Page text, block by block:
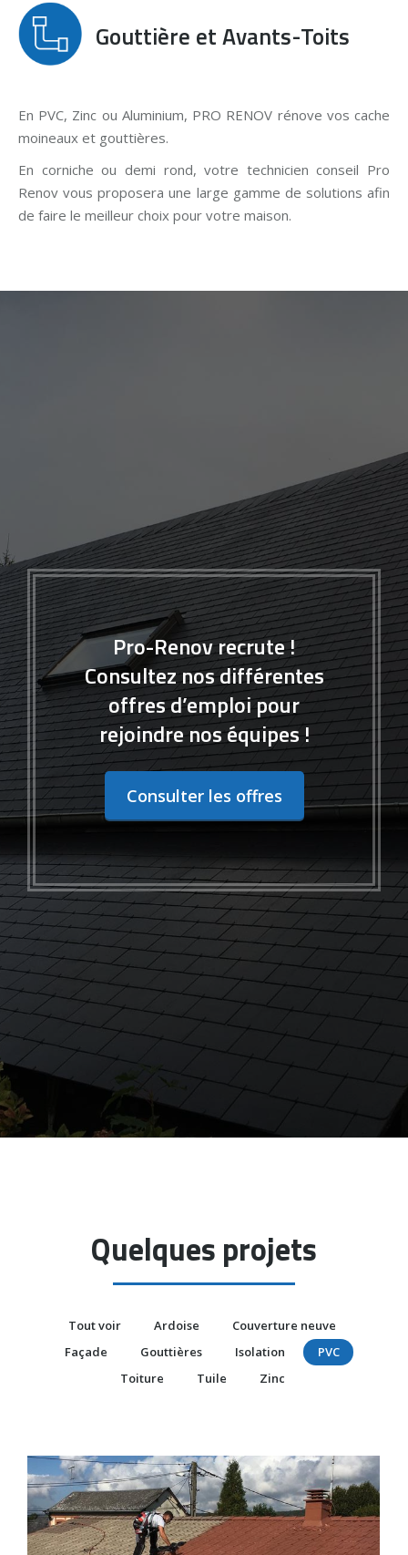
Gouttière et Avants-Toits
En PVC, Zinc ou Aluminium, PRO RENOV rénove vos cache
moineaux et gouttières.
En corniche ou demi rond, votre technicien conseil Pro
Renov vous proposera une large gamme de solutions afin
de faire le meilleur choix pour votre maison.
Pro-Renov recrute !
Consultez nos différentes
offres d’emploi pour
rejoindre nos équipes !
Consulter les offres
Quelques projets
Tout voir Ardoise
Couverture neuve
Façade
Gouttières Isolation
PVC
Toiture
Tuile Zinc